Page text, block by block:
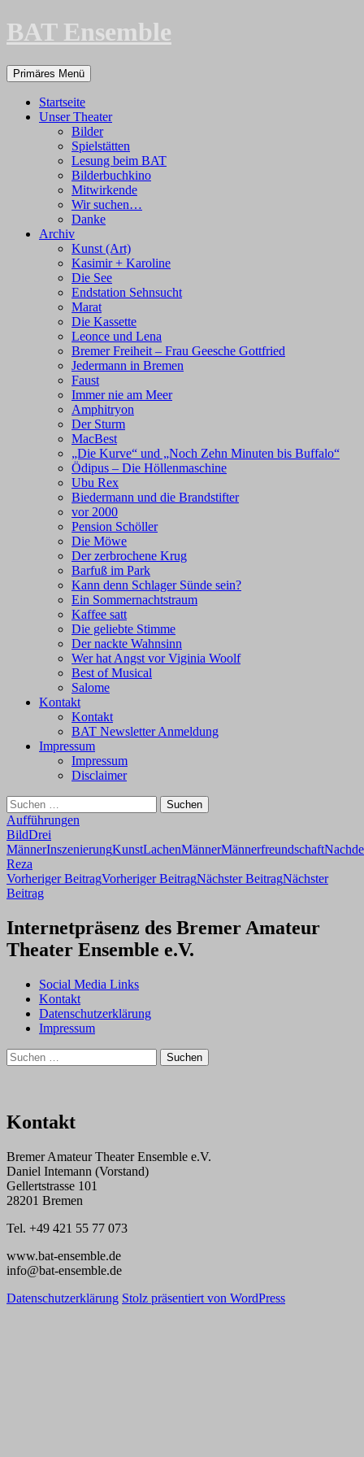
Zum
Inhalt
BAT Ensemble
Suchen
Primäres Menü
Startseite
Unser Theater
Bilder
Spielstätten
Lesung beim BAT
Bilderbuchkino
Mitwirkende
Wir suchen…
Danke
Archiv
Kunst (Art)
Kasimir + Karoline
Die See
Endstation Sehnsucht
Marat
Die Kassette
Leonce und Lena
Bremer Freiheit – Frau Geesche Gottfried
Jedermann in Bremen
Faust
Immer nie am Meer
Amphitryon
Der Sturm
MacBest
„Die Kurve“ und „Noch Zehn Minuten bis Buffalo“
Ödipus – Die Höllenmaschine
Ubu Rex
Biedermann und die Brandstifter
vor 2000
Pension Schöller
Die Möwe
Der zerbrochene Krug
Barfuß im Park
Kann denn Schlager Sünde sein?
Ein Sommernachtstraum
Kaffee satt
Die geliebte Stimme
Der nackte Wahnsinn
Wer hat Angst vor Viginia Woolf
Best of Musical
Salome
Kontakt
Kontakt
BAT Newsletter Anmeldung
Impressum
Impressum
Disclaimer
Suchen
nach:
Aufführungen
BildDrei
MännerInszenierungKunstLachenMännerMännerfreundschaft
Reza
Beitragsnavigation
Vorheriger BeitragVorheriger BeitragNächster BeitragNächster
Beitrag
Internetpräsenz des Bremer Amateur
Theater Ensemble e.V.
Social Media Links
Kontakt
Datenschutzerklärung
Impressum
Suchen
nach:
Kontakt
Bremer Amateur Theater Ensemble e.V.
Daniel Intemann (Vorstand)
Gellertstrasse 101
28201 Bremen
Tel. +49 421 55 77 073
www.bat-ensemble.de
info@bat-ensemble.de
Datenschutzerklärung Stolz präsentiert von WordPress